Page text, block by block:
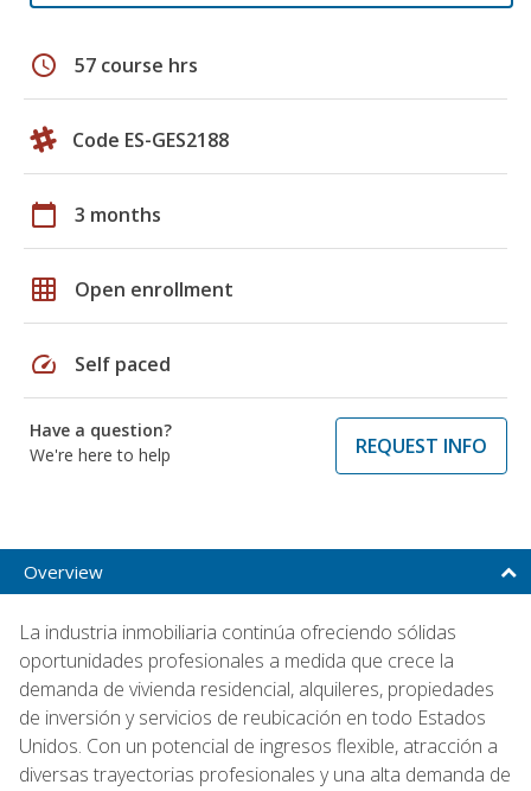
schedule 57 course hrs
Code ES-GES2188
calendar_today 3 months
grid_on Open enrollment
speed Self paced
Have a question?
We're here to help
REQUEST INFO
Overview
La industria inmobiliaria continúa ofreciendo sólidas
oportunidades profesionales a medida que crece la
demanda de vivienda residencial, alquileres, propiedades
de inversión y servicios de reubicación en todo Estados
Unidos. Con un potencial de ingresos flexible, atracción a
diversas trayectorias profesionales y una alta demanda de